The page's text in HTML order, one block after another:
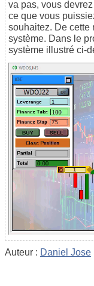
va pas, vous
ce que vous
souhaitez. De cette
système. Dans le
système illustré ci-
Auteur : Daniel Jose